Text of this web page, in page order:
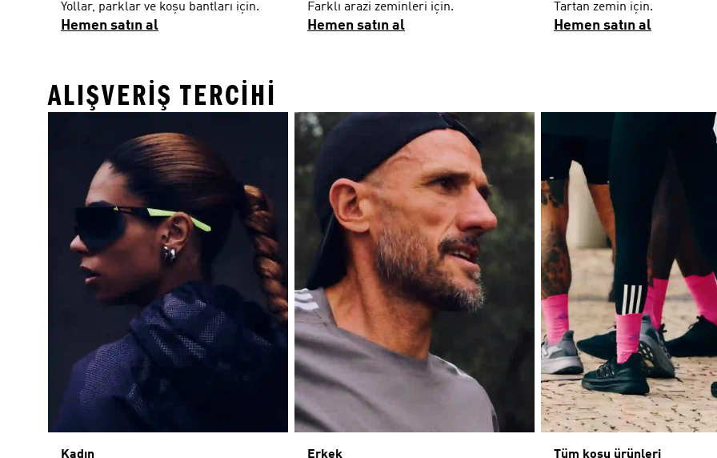
Yollar, parklar ve koşu bantları için.
Hemen satın al
Farklı arazi zeminleri için.
Hemen satın al
Tartan zemin için.
Hemen satın al
ALIŞVERIŞ TERCIHI
Kadın Erkek Tüm koşu ürünleri